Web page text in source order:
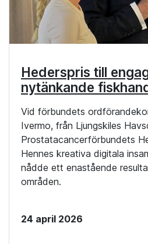
Hederspris till
nytänkande
Vid förbundets
Ivermo, från Ljungskiles
Prostatacancerförbundets
Hennes kreativa digitala
nådde ett enastående
områden.
24 april 2026